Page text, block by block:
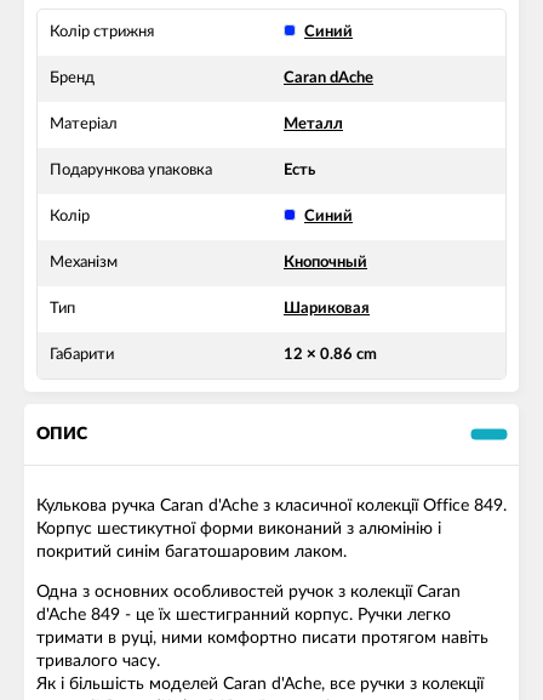
Колір стрижня Синий
Бренд Caran dAche
Матеріал Металл
Подарункова упаковка Есть
Колір Синий
Механізм Кнопочный
Тип Шариковая
Габарити 12 × 0.86 cm
ОПИС
Кулькова ручка Caran d'Ache з класичної колекції Office 849.
Корпус шестикутної форми виконаний з алюмінію і
покритий синім багатошаровим лаком.
Одна з основних особливостей ручок з колекції Caran
d'Ache 849 - це їх шестигранний корпус. Ручки легко
тримати в руці, ними комфортно писати протягом навіть
тривалого часу.
Як і більшість моделей Caran d'Ache, все ручки з колекції